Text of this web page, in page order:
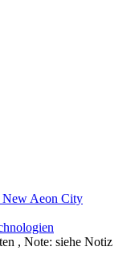
New Aeon City
, Note: siehe Notiz